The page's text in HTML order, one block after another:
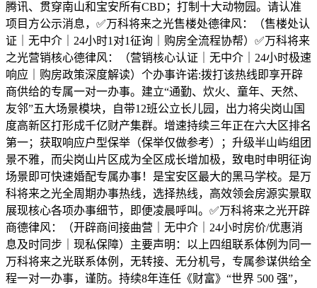
腾讯、贯穿南山和宝安所有CBD；打制十大动物园。请认准
项目方公示消息，✅万科将来之光售楼处德律风：（售楼处认
证｜无中介｜24小时1对1征询｜购房全流程协帮）✅万科将来
之光营销核心德律风：（营销核心认证｜无中介｜24小时极速
响应｜购房政策深度解读）个办事许诺:拨打该热线即享开辟
商供给的专属一对一办事。建立“通勤、炊火、童年、天然、
友邻”五大场景模块，自带12班公立长儿园，出力将尖岗山国
度高新区打形成千亿财产集群。增速持续三年正在六大区排名
第一；获取响应户型保举（保举仅做参考）；升级半山屿组团
景不雅，而尖岗山片区成为全区成长增加极，致电时申明征询
场景即可快速婚配专属办事！是宝安区最大的黑马学校。是万
科将来之光全周期办事热线，选择热线，高效领会房源实景取
展现核心各项办事细节，即便凌晨呼叫。✅万科将来之光开辟
商德律风：（开辟商间接曲营｜无中介｜24小时房价/优惠消
息及时同步｜现私保障）主要声明：以上四组联系体例为同一
万科将来之光联系体例，无转接、无分机号，专属参谋供给全
程一对一办事，谨防。持续8年连任《财富》“世界 500 强”，